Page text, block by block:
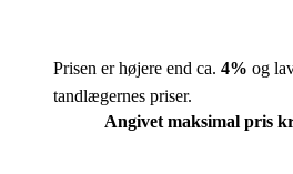
Prisen er højere end ca. 4% og
tandlægernes priser.
Angivet maksimal pris